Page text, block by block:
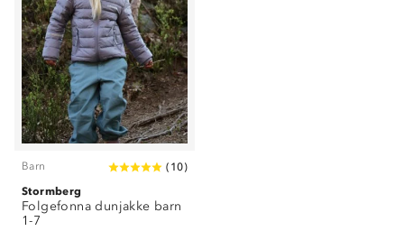
Barn ( 10)
Stormberg
Folgefonna dunjakke barn
1-7
Om Stormberg